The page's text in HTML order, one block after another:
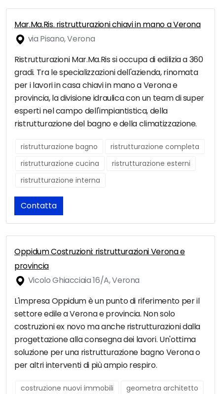
Mar.Ma.Ris. ristrutturazioni chiavi in mano a Verona
via Pisano, Verona
Ristrutturazioni Mar.Ma.Ris si occupa di edilizia a 360
gradi. Tra le specializzazioni dell'azienda, rinomata
per i lavori in casa chiavi in mano a Verona e
provincia, la divisione idraulica con un team di super
esperti nel campo dell'impiantistica, della
ristrutturazione del bagno e della climatizzazione.
ristrutturazione bagno
ristrutturazione completa
ristrutturazione cucina
ristrutturazione esterni
ristrutturazione interna
Contatta
Oppidum Costruzioni: ristrutturazioni Verona e
provincia
Vicolo Ghiacciaia 16/A, Verona
L'impresa Oppidum è un punto di riferimento per il
settore edile a Verona e provincia. Non solo
costruzioni ex novo ma anche ristrutturazioni dalla
progettazione alla consegna dei lavori. Un'ottima
soluzione per una ristrutturazione bagno Verona o
per altri interventi di più ampio respiro.
costruzione nuovi immobili geometra architetto